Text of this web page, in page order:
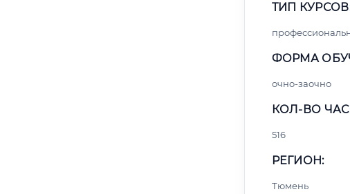
ТИП
ФОРМА
очно-заочно
КОЛ-ВО
516
РЕГИОН:
Тюмень